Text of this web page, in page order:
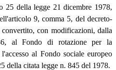
25 della legge 21 dicembre 1978,
9, comma 5, del decreto-
con modificazioni, dalla
al Fondo di rotazione per la
al Fondo sociale europeo
della citata legge n. 845 del 1978.